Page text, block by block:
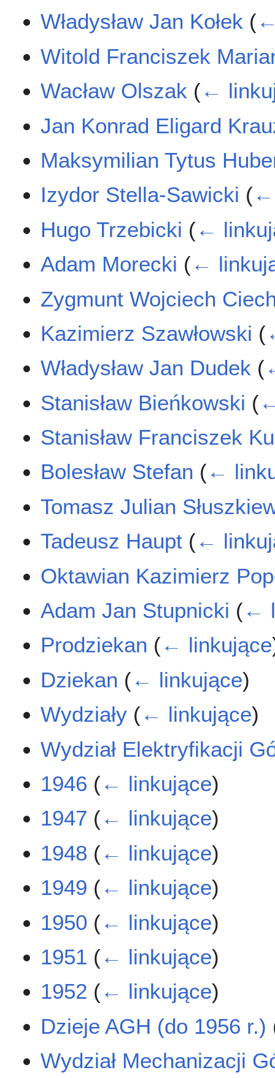
Władysław Jan Kołek (
Witold Franciszek
Wacław Olszak (←
Jan Konrad Eligard
Maksymilian Tytus
Izydor Stella-Sawicki (←
Hugo Trzebicki (←
Adam Morecki (←
Zygmunt Wojciech
Kazimierz Szawłowski (
Władysław Jan Dudek (
Stanisław Bieńkowski (
Stanisław Franciszek
Bolesław Stefan (←
Tomasz Julian
Tadeusz Haupt (←
Oktawian Kazimierz
Adam Jan Stupnicki (←
Prodziekan (← linkujące
Dziekan (← linkujące)
Wydziały (← linkujące)
Wydział Elektryfikacji
1946 (← linkujące)
1947 (← linkujące)
1948 (← linkujące)
1949 (← linkujące)
1950 (← linkujące)
1951 (← linkujące)
1952 (← linkujące)
Dzieje AGH (do 1956 r.)
Wydział Mechanizacji